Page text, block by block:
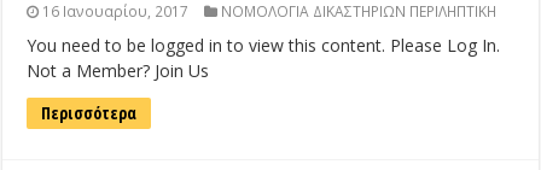
16 Ιανουαρίου, 2017 ΝΟΜΟΛΟΓΙΑ ΔΙΚΑΣΤΗΡΙΩΝ ΠΕΡΙΛΗΠΤΙΚΗ
You need to be logged in to view this content. Please Log In.
Not a Member? Join Us
Περισσότερα